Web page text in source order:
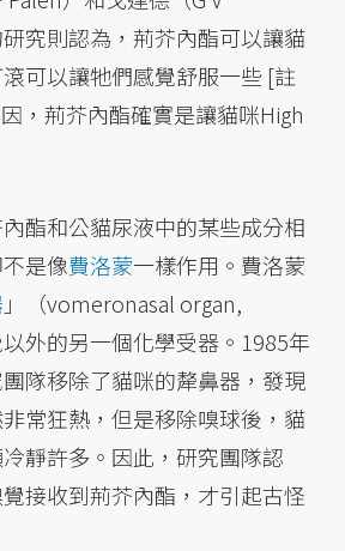
究則認為，荊芥內酯可以讓貓
可以讓牠們感覺舒服一些 [註
，荊芥內酯確實是讓貓咪High
酯和公貓尿液中的某些成分相
是像費洛蒙一樣作用。費洛蒙
」（vomeronasal organ,
外的另一個化學受器。1985年
隊移除了貓咪的犛鼻器，發現
常狂熱，但是移除嗅球後，貓
靜許多。因此，研究團隊認
接收到荊芥內酯，才引起古怪